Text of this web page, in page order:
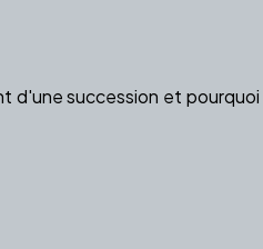
d'une succession et